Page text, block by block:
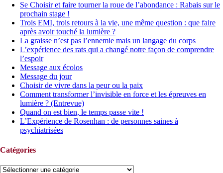
Se Choisir et faire tourner la roue de l’abondance : Rabais sur le
prochain stage !
Trois EMI, trois retours à la vie, une même question : que faire
après avoir touché la lumière ?
La graisse n’est pas l’ennemie mais un langage du corps
L’expérience des rats qui a changé notre façon de comprendre
l’espoir
Message aux écolos
Message du jour
Choisir de vivre dans la peur ou la paix
Comment transformer l’invisible en force et les épreuves en
lumière ? (Entrevue)
Quand on est bien, le temps passe vite !
L’Expérience de Rosenhan : de personnes saines à
psychiatrisées
Catégories
Catégories